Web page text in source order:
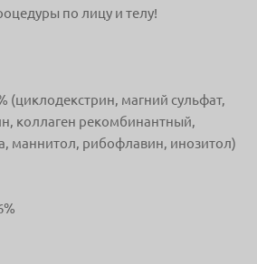
по лицу и телу!
(циклодекстрин, магний сульфат,
коллаген рекомбинантный,
маннитол, рибофлавин, инозитол)